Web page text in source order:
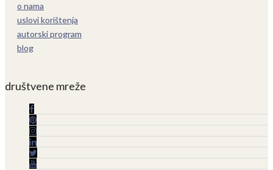
o nama
uslovi korištenja
autorski program
blog
društvene mreže